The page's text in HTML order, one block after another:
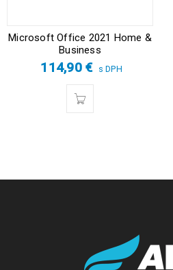
Microsoft Office 2021 Home &
Business
114,90 € s DPH